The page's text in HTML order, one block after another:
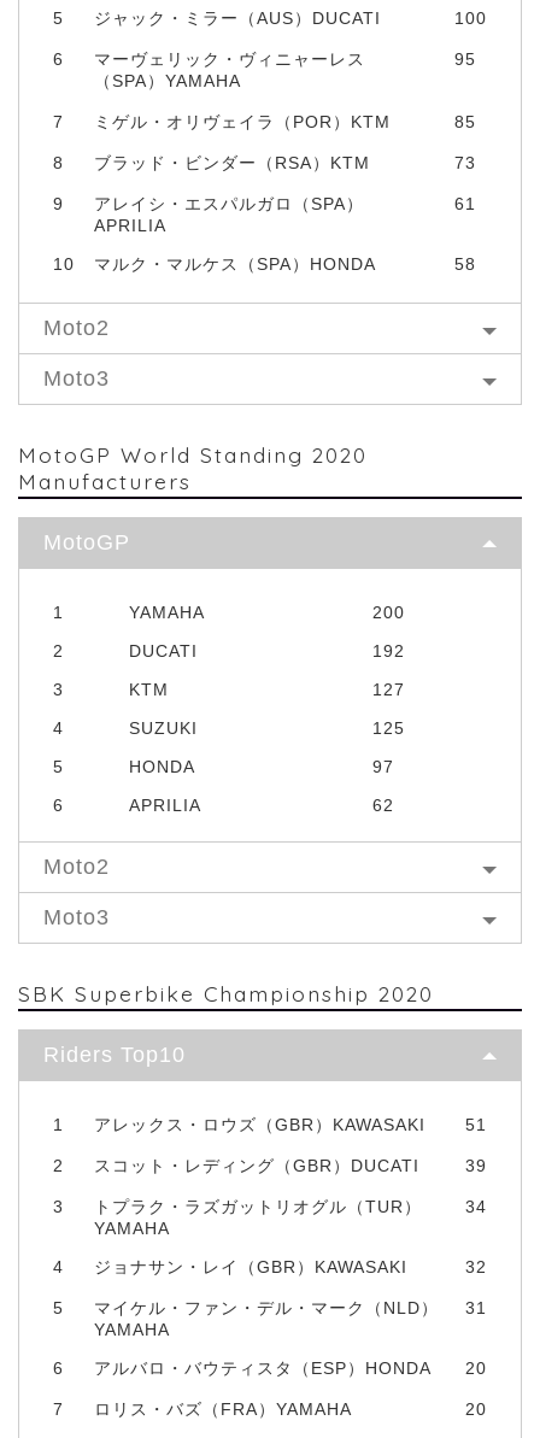
5 ジャック・ミラー（AUS）DUCATI 100
6
マーヴェリック・ヴィニャーレス
（SPA）YAMAHA
95
7 ミゲル・オリヴェイラ（POR）KTM 85
8 ブラッド・ビンダー（RSA）KTM 73
9
アレイシ・エスパルガロ（SPA）
APRILIA
61
10 マルク・マルケス（SPA）HONDA 58
Moto2
Moto3
MotoGP World Standing 2020
Manufacturers
MotoGP
1 YAMAHA
200
2
DUCATI
192
3
KTM
127
4
SUZUKI
125
5
HONDA
97
6
APRILIA 62
Moto2
Moto3
SBK Superbike Championship 2020
Riders Top10
1 アレックス・ロウズ（GBR）KAWASAKI 51
2 スコット・レディング（GBR）DUCATI 39
3
トプラク・ラズガットリオグル（TUR）
YAMAHA
34
4 ジョナサン・レイ（GBR）KAWASAKI 32
5
マイケル・ファン・デル・マーク（NLD）
YAMAHA
31
6 アルバロ・バウティスタ（ESP）HONDA 20
7 ロリス・バズ（FRA）YAMAHA 20